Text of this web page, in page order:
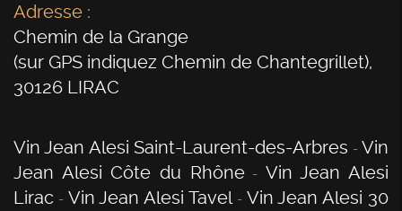
Adresse :
Chemin de la Grange
(sur GPS indiquez Chemin de Chantegrillet),
30126 LIRAC
Vin Jean Alesi Saint-Laurent-des-Arbres
Vin
Jean Alesi Côte du Rhône
Vin Jean Alesi
Lirac
Vin Jean Alesi Tavel
Vin Jean Alesi 30